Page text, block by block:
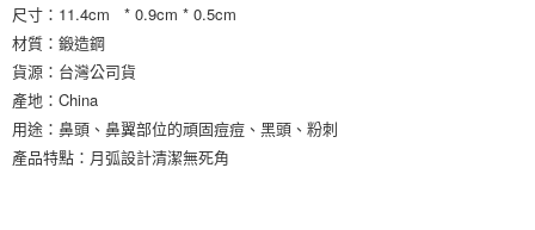
４．使用「AFTEE先享後付」時，將依據個別帳號之用戶狀況，依本公司即
時審查核予不同之上限額度；若仍有額度不足之情形，本公司將視審查結果
請求用戶進行身份認證。
５．嚴禁一人註冊多個帳號或使用他人資訊註冊。若發現惡意使用之情形，
恩沛科技股份有限公司將有權停止該用戶之使用額度並採取法律行動。
尺寸：11.4cm * 0.9cm * 0.5cm
材質：鍛造鋼
貨源：台灣公司貨
產地：China
用途：鼻頭、鼻翼部位的頑固痘痘、黑頭、粉刺
產品特點：月弧設計清潔無死角